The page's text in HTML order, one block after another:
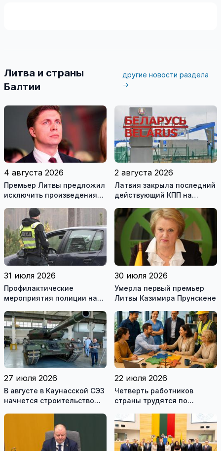
Литва и страны
Балтии
другие новости раздела
→
4 августа 2026
Премьер Литвы предложил
исключить произведения
рекомендуемой
литературы
2 августа 2026
Латвия закрыла последний
действующий КПП на
31 июля 2026
Профилактические
мероприятия полиции на
30 июля 2026
Умерла первый премьер
Литвы Казимира Прунскене
27 июля 2026
В августе в Каунасской СЭЗ
начнется строительство
22 июля 2026
Четверть работников
страны трудятся по
это выгодно и
сотрудникам, и
работодателям